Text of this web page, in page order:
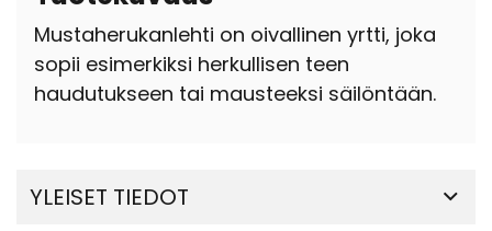
Mustaherukanlehti on oivallinen yrtti, joka
sopii esimerkiksi herkullisen teen
haudutukseen tai mausteeksi säilöntään.
YLEISET TIEDOT